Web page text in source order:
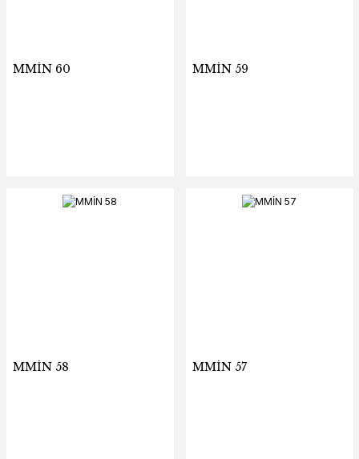
MMİN 60 MMİN 59
MMİN 58 MMİN 57